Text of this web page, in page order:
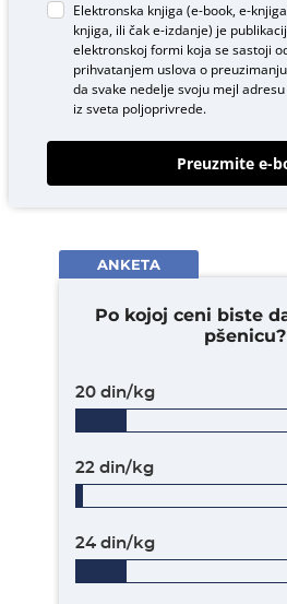
Elektronska knjiga (e-book, e-
knjiga, ili čak e-izdanje) je
elektronskoj formi koja se sastoji
prihvatanjem uslova o
da svake nedelje svoju mejl
iz sveta poljoprivrede.
Preuzmite e-
ANKETA
Po kojoj ceni biste
pšenicu?
20 din/kg
22 din/kg
24 din/kg